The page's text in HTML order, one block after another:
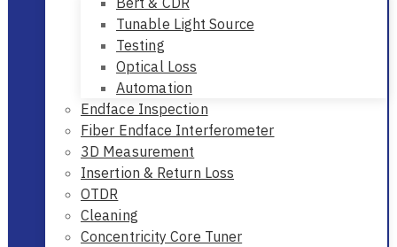
Tunable Light Source
Testing
Optical Loss
Automation
Endface Inspection
Fiber Endface Interferometer
3D Measurement
Insertion & Return Loss
OTDR
Cleaning
Concentricity Core Tuner